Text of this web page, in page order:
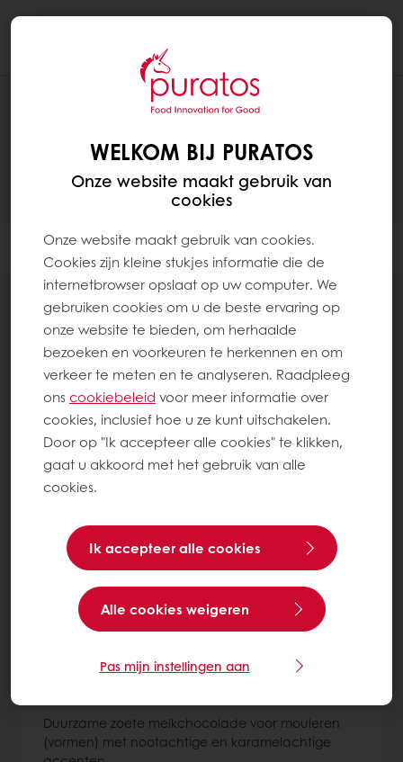
Filter
Meer over Echte Belgische chocolade
8items
Belcolade Douceur Lait J335/M
Duurzame zoete melkchocolade voor mouleren
(vormen) met nootachtige en karamelachtige
WELKOM BIJ PURATOS
Onze website maakt gebruik van
cookies
Onze website maakt gebruik van cookies.
Cookies zijn kleine stukjes informatie die de
internetbrowser opslaat op uw computer. We
gebruiken cookies om u de beste ervaring op
onze website te bieden, om herhaalde
bezoeken en voorkeuren te herkennen en om
verkeer te meten en te analyseren. Raadpleeg
onscookiebeleid voor meer informatie over
cookies, inclusief hoe u ze kunt uitschakelen.
Door op "Ik accepteer alle cookies" te klikken,
gaat u akkoord met het gebruik van alle
cookies.
Ik accepteer alle cookies
Alle cookies weigeren
Pas mijn instellingen aan